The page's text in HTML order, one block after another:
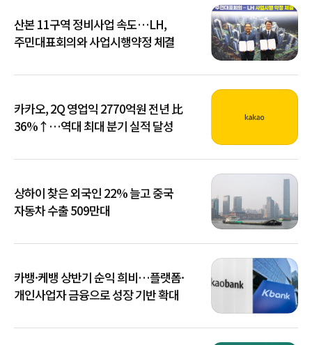
산본 11구역 정비사업 속도…LH,
주민대표회의와 사업시행약정 체결
카카오, 2Q 영업익 2770억원 전년 比
36%↑…역대 최대 분기 실적 달성
상하이 찾은 외국인 22% 늘고 중국
자동차 수출 509만대
카뱅·케뱅 상반기 순익 희비…플랫폼·
개인사업자 금융으로 성장 기반 확대